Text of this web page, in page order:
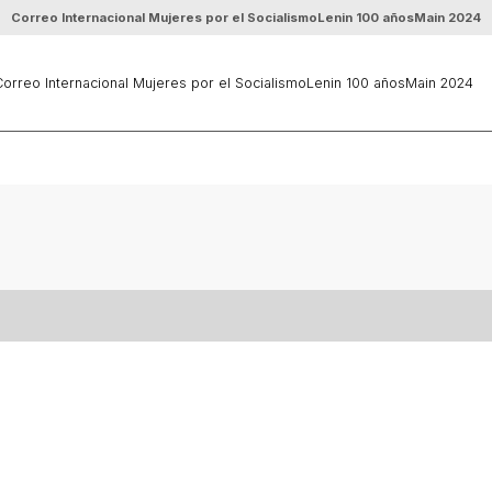
Correo Internacional Mujeres por el SocialismoLenin 100 añosMain 2024
Internacional Mujeres por el SocialismoLenin 100 añosMain 2024